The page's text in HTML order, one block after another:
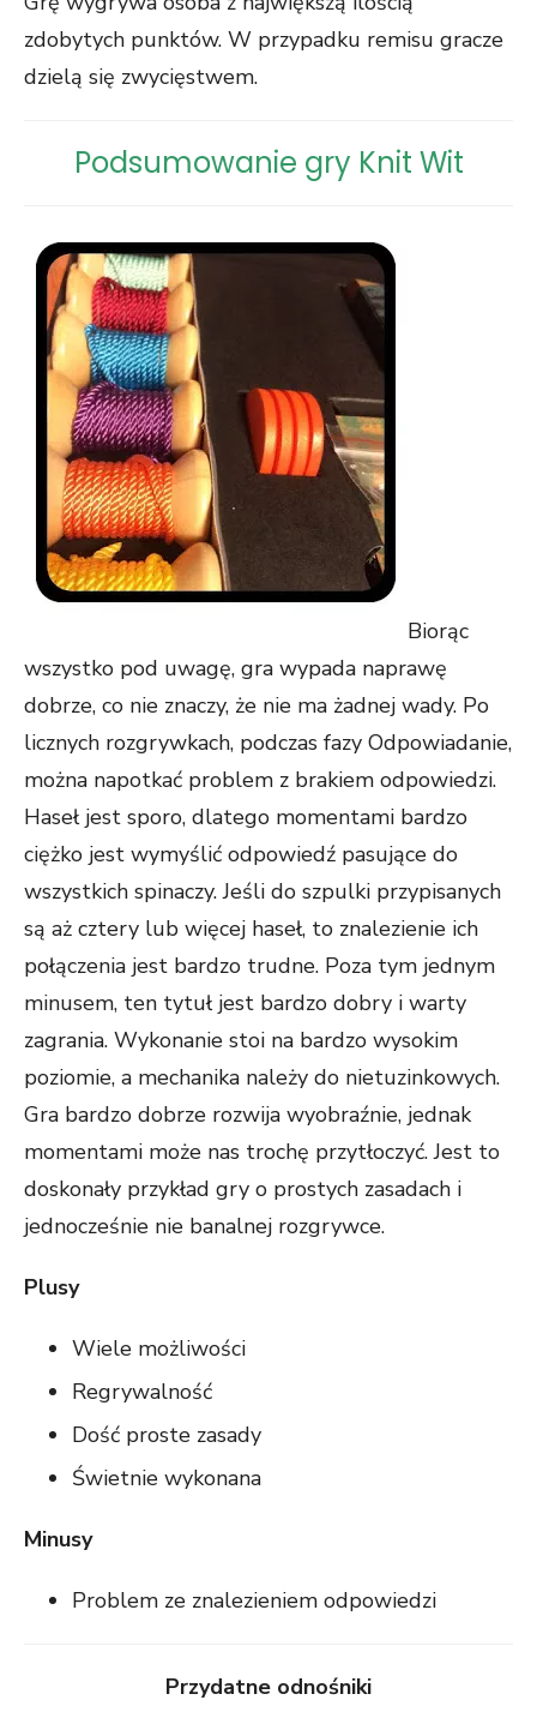
zdobytych punktów. W przypadku remisu gracze
dzielą się zwycięstwem.
Podsumowanie gry Knit Wit
Biorąc
wszystko pod uwagę, gra wypada naprawę
dobrze, co nie znaczy, że nie ma żadnej wady. Po
licznych rozgrywkach, podczas fazy Odpowiadanie,
można napotkać problem z brakiem odpowiedzi.
Haseł jest sporo, dlatego momentami bardzo
ciężko jest wymyślić odpowiedź pasujące do
wszystkich spinaczy. Jeśli do szpulki przypisanych
są aż cztery lub więcej haseł, to znalezienie ich
połączenia jest bardzo trudne. Poza tym jednym
minusem, ten tytuł jest bardzo dobry i warty
zagrania. Wykonanie stoi na bardzo wysokim
poziomie, a mechanika należy do nietuzinkowych.
Gra bardzo dobrze rozwija wyobraźnie, jednak
momentami może nas trochę przytłoczyć. Jest to
doskonały przykład gry o prostych zasadach i
jednocześnie nie banalnej rozgrywce.
Plusy
Wiele możliwości
Regrywalność
Dość proste zasady
Świetnie wykonana
Minusy
Problem ze znalezieniem odpowiedzi
Przydatne odnośniki